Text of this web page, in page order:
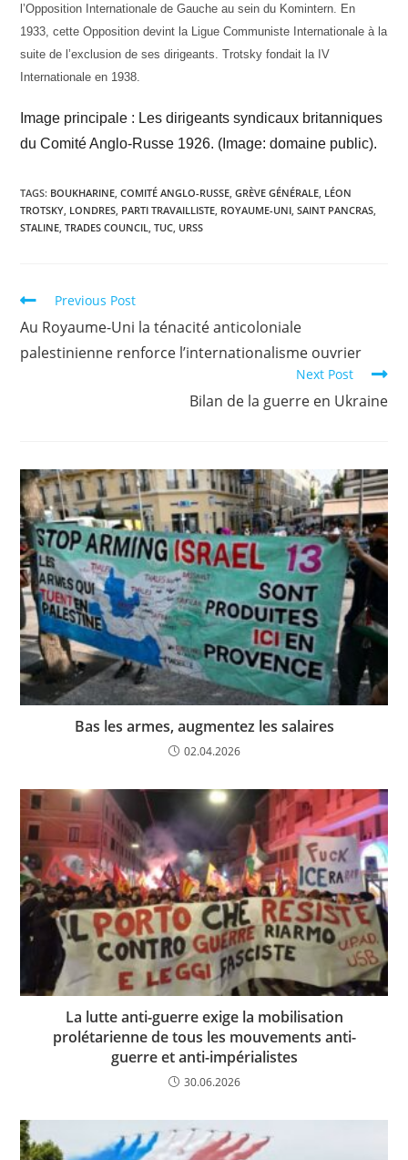
l’Opposition Internationale de Gauche au sein du Komintern. En
1933, cette Opposition devint la Ligue Communiste Internationale à la
suite de l’exclusion de ses dirigeants. Trotsky fondait la IV
Internationale en 1938.
Image principale : Les dirigeants syndicaux britanniques
du Comité Anglo-Russe 1926. (Image: domaine public).
TAGS: BOUKHARINE COMITÉ ANGLO-RUSSE GRÈVE GÉNÉRALE LÉON
TROTSKY LONDRES PARTI TRAVAILLISTE ROYAUME-UNI SAINT PANCRAS
STALINE TRADES COUNCIL TUC URSS
Previous Post
Au Royaume-Uni la ténacité anticoloniale
palestinienne renforce l’internationalisme ouvrier
Next Post
Bilan de la guerre en Ukraine
Bas les armes, augmentez les salaires
02.04.2026
La lutte anti-guerre exige la mobilisation
prolétarienne de tous les mouvements anti-
guerre et anti-impérialistes
30.06.2026